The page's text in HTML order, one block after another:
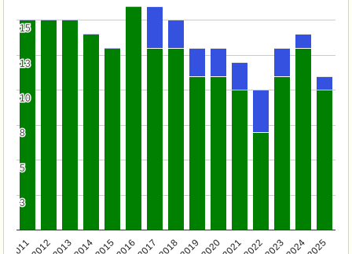
201120122013201420152016201720182019202020212022202320242025
3
3
5
5
8
8
10
10
13
13
15
15